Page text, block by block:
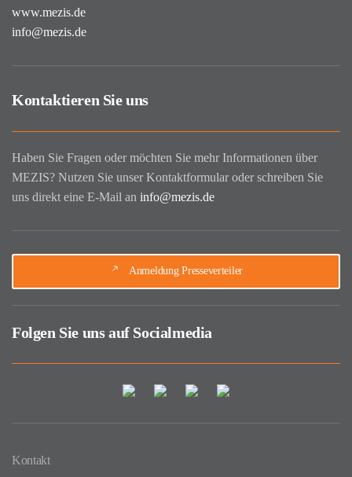
www.mezis.de
info@mezis.de
Kontaktieren Sie uns
Haben Sie Fragen oder möchten Sie mehr Informationen über
MEZIS? Nutzen Sie unser Kontaktformular oder schreiben Sie
uns direkt eine E-Mail an info@mezis.de
Anmeldung Presseverteiler
Folgen Sie uns auf Socialmedia
Kontakt